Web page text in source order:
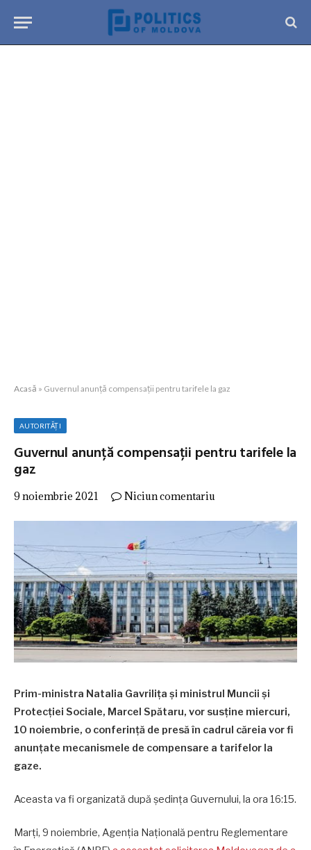
Acasă » Guvernul anunță compensații pentru tarifele la gaz
AUTORITĂȚI
Guvernul anunță compensații pentru tarifele la
gaz
9 noiembrie 2021 Niciun comentariu
Prim-ministra Natalia Gavrilița și ministrul Muncii și
Protecției Sociale, Marcel Spătaru, vor susține miercuri,
10 noiembrie, o conferință de presă în cadrul căreia vor fi
anunțate mecanismele de compensare a tarifelor la
gaze.
Aceasta va fi organizată după ședința Guvernului, la ora 16:15.
Marți, 9 noiembrie, Agenția Națională pentru Reglementare